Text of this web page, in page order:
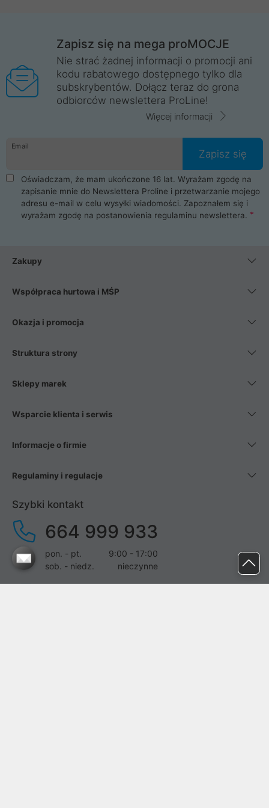
Zapisz się na mega proMOCJE
Nie strać żadnej informacji o promocji ani
kodu rabatowego dostępnego tylko dla
subskrybentów. Dołącz teraz do grona
odbiorców newslettera ProLine!
Więcej informacji
Email
Zapisz się
Oświadczam, że mam ukończone 16 lat. Wyrażam zgodę na
zapisanie mnie do Newslettera Proline i przetwarzanie mojego
adresu e-mail w celu wysyłki wiadomości. Zapoznałem się i
wyrażam zgodę na postanowienia regulaminu newslettera.
Zakupy
Współpraca hurtowa i MŚP
Okazja i promocja
Struktura strony
Sklepy marek
Wsparcie klienta i serwis
Informacje o firmie
Regulaminy i regulacje
Szybki kontakt
664 999 933
pon. - pt.
9:00 - 17:00
sob. - niedz.
nieczynne